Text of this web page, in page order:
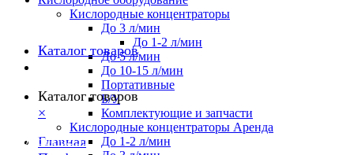
Кислородные концентраторы
До 3 л/мин
До 1-2 л/мин
До 5 л/мин
До 10-15 л/мин
Портативные
Б/У
Комплектующие и запчасти
Кислородные концентраторы Аренда
До 1-2 л/мин
Каталог товаров
Каталог товаров
×
8 800 551 02 33
Главная